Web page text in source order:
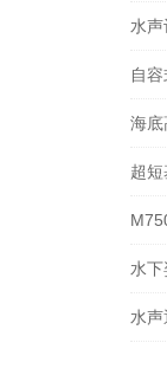
水
海底
超